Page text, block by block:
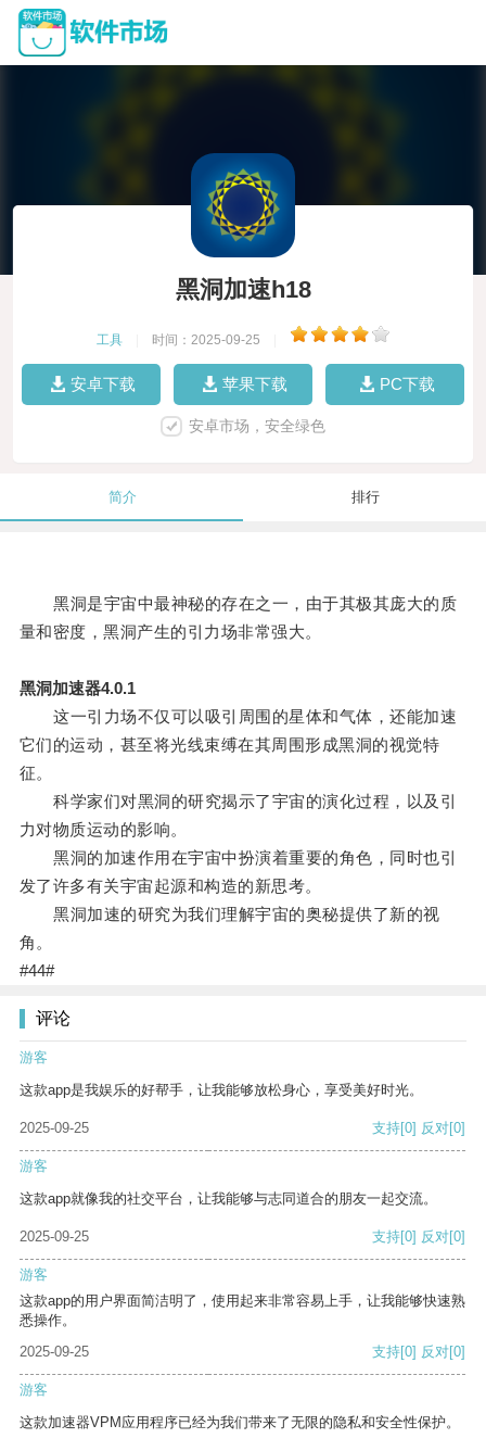
黑洞加速h18
工具 时间：2025-09-25
安卓下载 苹果下载 PC下载
安卓市场，安全绿色
简介 排行
黑洞是宇宙中最神秘的存在之一，由于其极其庞大的质
量和密度，黑洞产生的引力场非常强大。
黑洞加速器4.0.1
这一引力场不仅可以吸引周围的星体和气体，还能加速
它们的运动，甚至将光线束缚在其周围形成黑洞的视觉特
征。
科学家们对黑洞的研究揭示了宇宙的演化过程，以及引
力对物质运动的影响。
黑洞的加速作用在宇宙中扮演着重要的角色，同时也引
发了许多有关宇宙起源和构造的新思考。
黑洞加速的研究为我们理解宇宙的奥秘提供了新的视
角。
#44#
评论
游客
这款app是我娱乐的好帮手，让我能够放松身心，享受美好时光。
2025-09-25 支持[0] 反对[0]
游客
这款app就像我的社交平台，让我能够与志同道合的朋友一起交流。
2025-09-25 支持[0] 反对[0]
游客
这款app的用户界面简洁明了，使用起来非常容易上手，让我能够快速熟
悉操作。
2025-09-25
支持[0] 反对[0]
游客
这款加速器VPM应用程序已经为我们带来了无限的隐私和安全性保护。